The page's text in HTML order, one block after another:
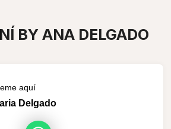
BY ANA DELGADO
aquí
Delgado